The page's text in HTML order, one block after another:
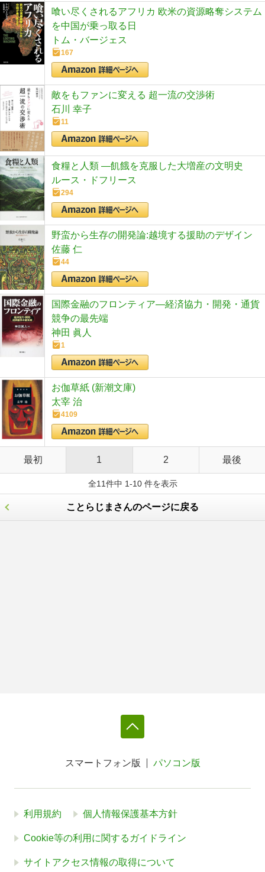
喰い尽くされるアフリカ 欧米の資源略奪システム
を中国が乗っ取る日
トム・バージェス
167
敵をもファンに変える 超一流の交渉術
石川 幸子
11
食糧と人類 ―飢餓を克服した大増産の文明史
ルース・ドフリース
294
野蛮から生存の開発論:越境する援助のデザイン
佐藤 仁
44
国際金融のフロンティア―経済協力・開発・通貨
競争の最先端
神田 眞人
1
お伽草紙 (新潮文庫)
太宰 治
4109
最初 1 2 最後
全11件中 1-10 件を表示
ことらじまさんのページに戻る
スマートフォン版 パソコン版
利用規約 個人情報保護基本方針
Cookie等の利用に関するガイドライン
サイトアクセス情報の取得について